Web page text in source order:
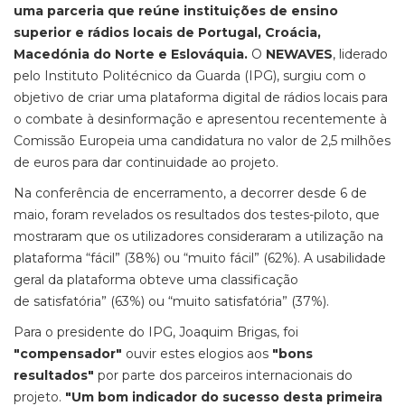
uma parceria que reúne instituições de ensino
superior e rádios locais de Portugal, Croácia,
Macedónia do Norte e Eslováquia. O NEWAVES, liderado
pelo Instituto Politécnico da Guarda (IPG), surgiu com o
objetivo de criar uma plataforma digital de rádios locais para
o combate à desinformação e apresentou recentemente à
Comissão Europeia uma candidatura no valor de 2,5 milhões
de euros para dar continuidade ao projeto.
Na conferência de encerramento, a decorrer desde 6 de
maio, foram revelados os resultados dos testes-piloto, que
mostraram que os utilizadores consideraram a utilização na
plataforma “fácil” (38%) ou “muito fácil” (62%). A usabilidade
geral da plataforma obteve uma classificação
de satisfatória” (63%) ou “muito satisfatória” (37%).
Para o presidente do IPG, Joaquim Brigas, foi
"compensador" ouvir estes elogios aos "bons
resultados" por parte dos parceiros internacionais do
projeto. "Um bom indicador do sucesso desta primeira